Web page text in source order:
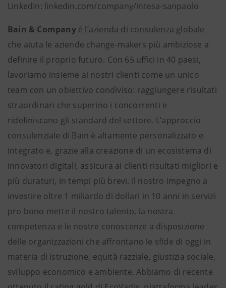
LinkedIn: linkedin.com/company/intesa-sanpaolo
Bain & Companyè l’azienda di consulenza globale
che aiuta le aziende change-makers più ambiziose a
definire il proprio futuro. Con 65 uffici in 40 paesi,
lavoriamo insieme ai nostri clienti come un unico
team con un obiettivo condiviso: raggiungere risultati
straordinari che superino i concorrenti e
ridefiniscano gli standard del settore. L’approccio
consulenziale di Bain è altamente personalizzato e
integrato e, grazie alla creazione di un ecosistema di
innovatori digitali, assicura ai clienti risultati migliori e
più duraturi, in tempi più brevi. Il nostro impegno a
investire oltre 1 miliardo di dollari in 10 anni in servizi
pro bono mette il nostro talento, la nostra
competenza e le nostre conoscenze a disposizione
delle organizzazioni che affrontano le sfide di oggi in
materia di istruzione, equità razziale, giustizia sociale,
sviluppo economico e ambiente. Abbiamo di recente